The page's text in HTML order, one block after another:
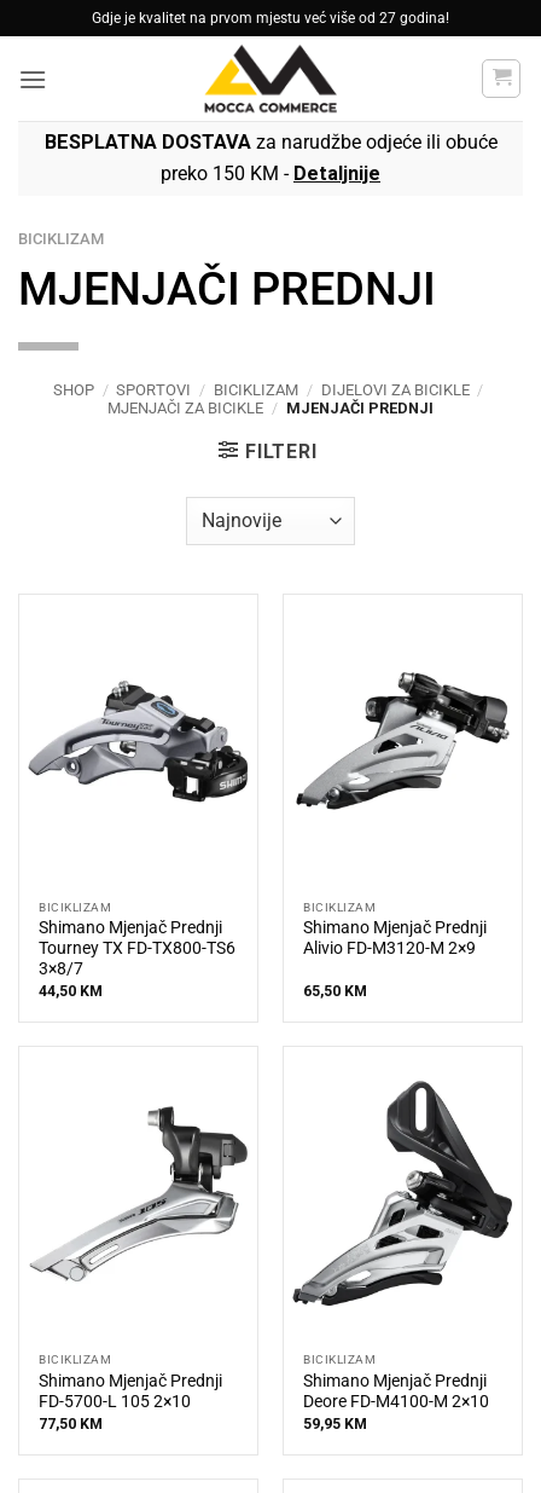
to
content
Gdje je kvalitet na prvom mjestu već više od 27 godina!
BESPLATNA DOSTAVAza narudžbe odjeće ili obuće
preko 150 KM - Detaljnije
BICIKLIZAM
MJENJAČI PREDNJI
SHOP / SPORTOVI / BICIKLIZAM / DIJELOVI ZA BICIKLE /
MJENJAČI ZA BICIKLE / MJENJAČI PREDNJI
FILTERI
BICIKLIZAM
Shimano Mjenjač Prednji
Tourney TX FD-TX800-TS6
3×8/7
44,50 KM
BICIKLIZAM
Shimano Mjenjač Prednji
Alivio FD-M3120-M 2×9
65,50 KM
BICIKLIZAM
Shimano Mjenjač Prednji
FD-5700-L 105 2×10
77,50 KM
BICIKLIZAM
Shimano Mjenjač Prednji
Deore FD-M4100-M 2×10
59,95 KM